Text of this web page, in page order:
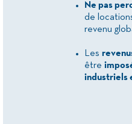
Ne pas
de
revenu
Les
être
industriels